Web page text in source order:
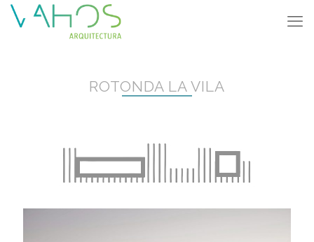
ROTONDA LA VILA